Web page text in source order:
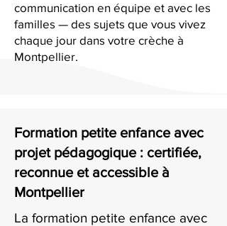
communication en équipe et avec les
familles — des sujets que vous vivez
chaque jour dans votre crèche à
Montpellier.
Formation petite enfance avec
projet pédagogique : certifiée,
reconnue et accessible à
Montpellier
La formation petite enfance avec